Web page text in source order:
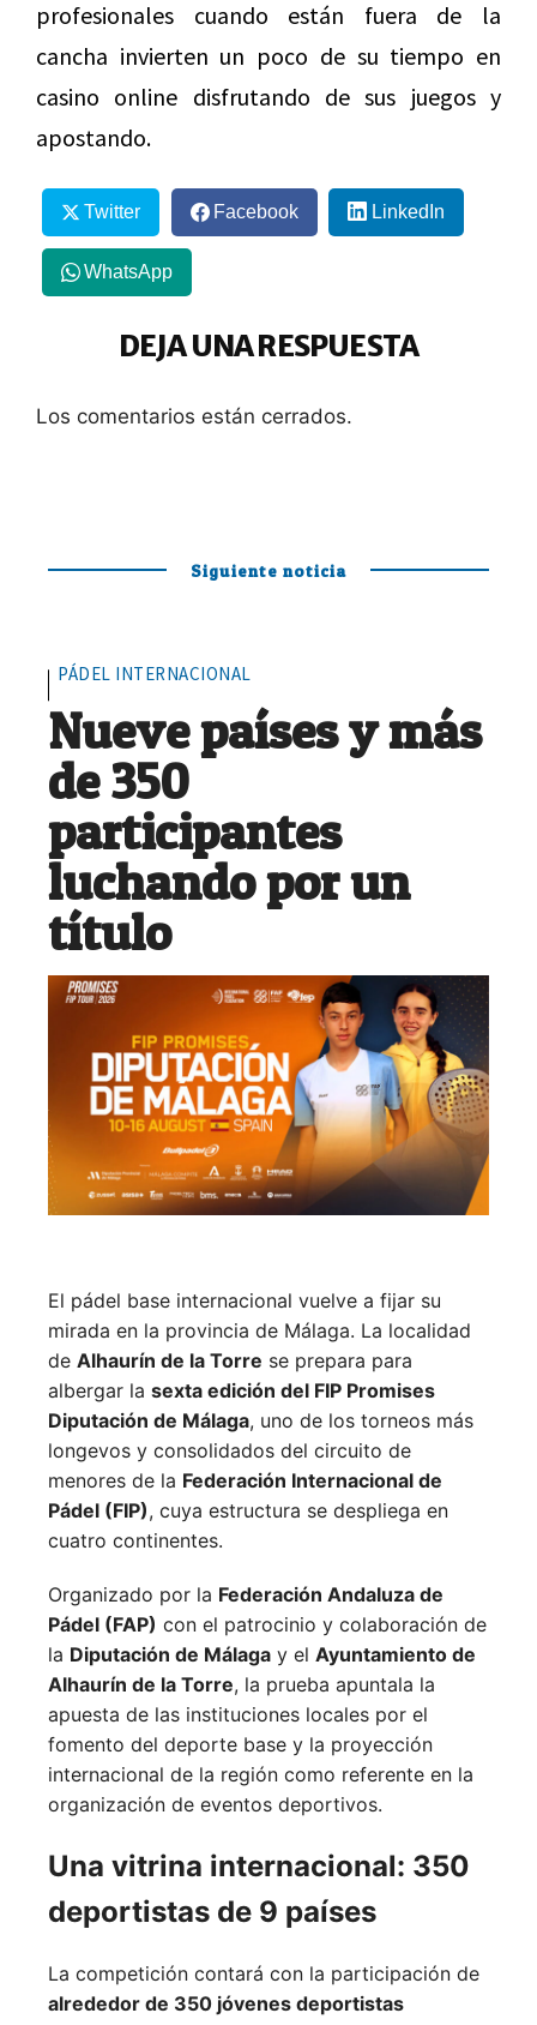
profesionales cuando están fuera de la
cancha invierten un poco de su tiempo en
casino online disfrutando de sus juegos y
apostando.
Twitter Facebook LinkedIn
WhatsApp
DEJA UNA RESPUESTA
Los comentarios están cerrados.
Siguiente noticia
PÁDEL INTERNACIONAL
Nueve países y más
de 350
participantes
luchando por un
título
El pádel base internacional vuelve a fijar su
mirada en la provincia de Málaga. La localidad
de Alhaurín de la Torre se prepara para
albergar la sexta edición del FIP Promises
Diputación de Málaga, uno de los torneos más
longevos y consolidados del circuito de
menores de la Federación Internacional de
Pádel (FIP), cuya estructura se despliega en
cuatro continentes.
Organizado por la Federación Andaluza de
Pádel (FAP) con el patrocinio y colaboración de
la Diputación de Málaga y el Ayuntamiento de
Alhaurín de la Torre, la prueba apuntala la
apuesta de las instituciones locales por el
fomento del deporte base y la proyección
internacional de la región como referente en la
organización de eventos deportivos.
Una vitrina internacional: 350
deportistas de 9 países
La competición contará con la participación de
alrededor de 350 jóvenes deportistas